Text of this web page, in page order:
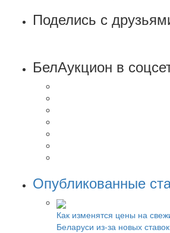
Поделись с
БелАукцион в
Опубликованные
Как изменятся цены на
Беларуси из-за новых